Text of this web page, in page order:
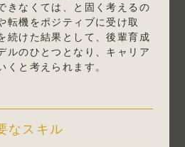
きなくては、と固く考えるの
転機をポジティブに受け取
続けた結果として、後輩育成
ルのひとつとなり、キャリア
くと考えられます。
なスキル